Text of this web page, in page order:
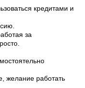
кредитами и
за
желание работать